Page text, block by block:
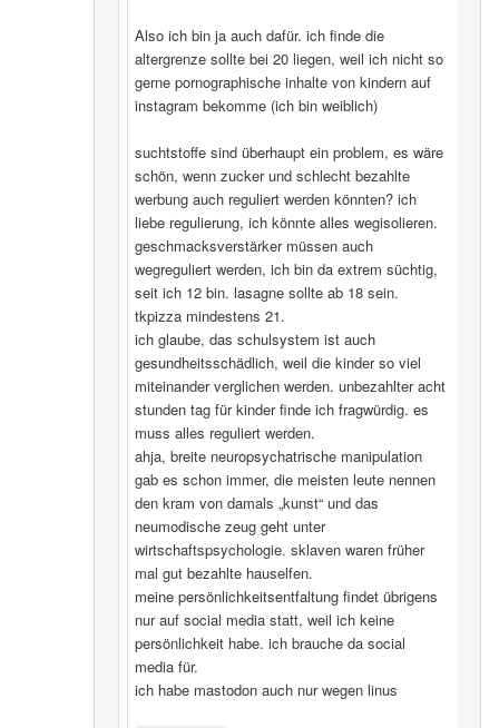
Also ich bin ja auch dafür. ich finde die
altergrenze sollte bei 20 liegen, weil ich nicht so
gerne pornographische inhalte von kindern auf
instagram bekomme (ich bin weiblich)
suchtstoffe sind überhaupt ein problem, es wäre
schön, wenn zucker und schlecht bezahlte
werbung auch reguliert werden könnten? ich
liebe regulierung, ich könnte alles wegisolieren.
geschmacksverstärker müssen auch
wegreguliert werden, ich bin da extrem süchtig,
seit ich 12 bin. lasagne sollte ab 18 sein.
tkpizza mindestens 21.
ich glaube, das schulsystem ist auch
gesundheitsschädlich, weil die kinder so viel
miteinander verglichen werden. unbezahlter acht
stunden tag für kinder finde ich fragwürdig. es
muss alles reguliert werden.
ahja, breite neuropsychatrische manipulation
gab es schon immer, die meisten leute nennen
den kram von damals „kunst“ und das
neumodische zeug geht unter
wirtschaftspsychologie. sklaven waren früher
mal gut bezahlte hauselfen.
meine persönlichkeitsentfaltung findet übrigens
nur auf social media statt, weil ich keine
persönlichkeit habe. ich brauche da social
media für.
ich habe mastodon auch nur wegen linus